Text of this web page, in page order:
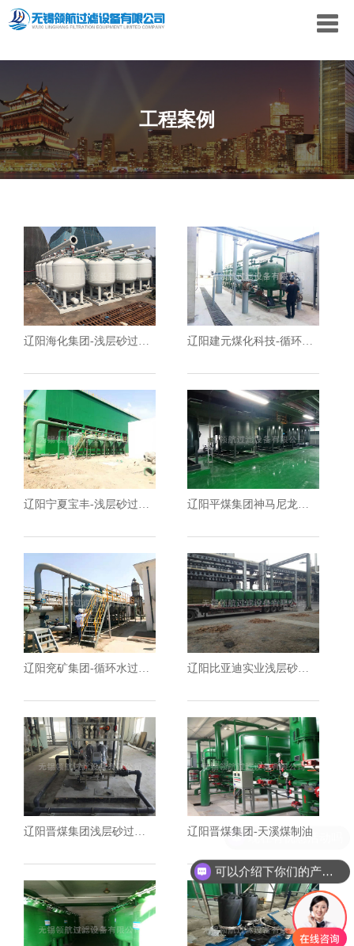
工程案例
辽阳海化集团-浅层砂过滤器 辽阳建元煤化科技-循环水过滤器
辽阳宁夏宝丰-浅层砂过滤器 辽阳平煤集团神马尼龙化工
辽阳比亚迪实业浅层砂过滤器应用
辽阳晋煤集团-天溪煤制油
可以介绍下你们的产品么